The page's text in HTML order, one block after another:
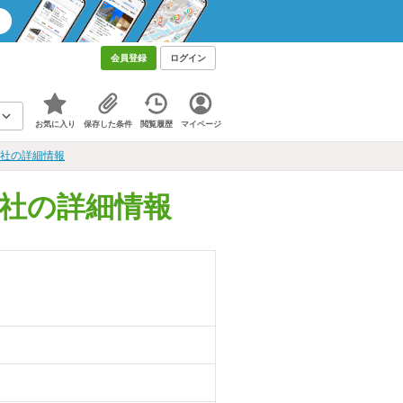
会員登録 ログイン
お気に入り 保存した条件 閲覧履歴 マイページ
の詳細情報
の詳細情報